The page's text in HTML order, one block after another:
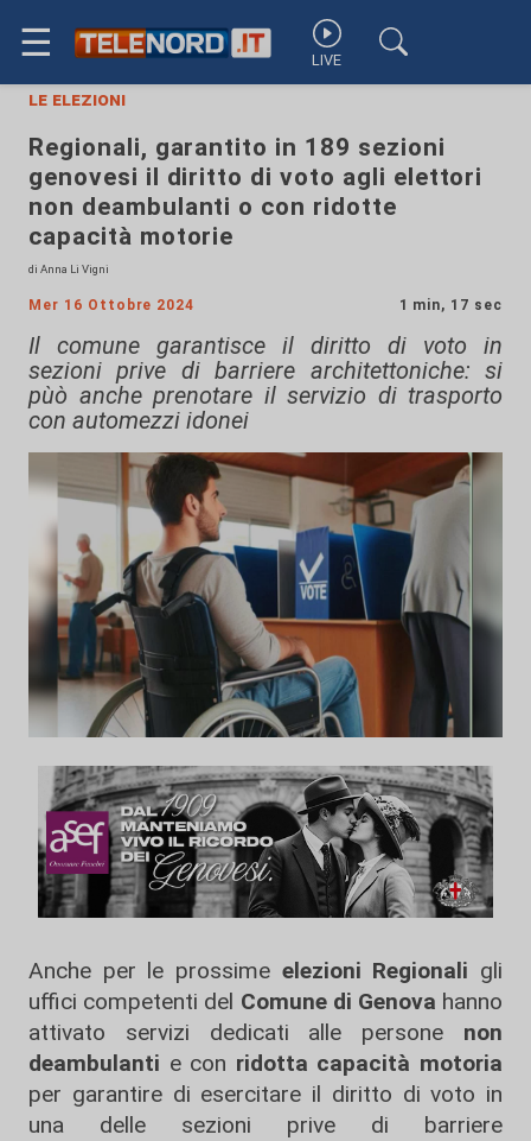
☰ LIVE
le elezioni
Regionali, garantito in 189 sezioni
genovesi il diritto di voto agli elettori
non deambulanti o con ridotte
capacità motorie
di Anna Li Vigni
Mer 16 Ottobre 2024 1 min, 17 sec
Il comune garantisce il diritto di voto in
sezioni prive di barriere architettoniche: si
pùò anche prenotare il servizio di trasporto
con automezzi idonei
Anche per le prossime elezioni Regionali gli
uffici competenti del Comune di Genova hanno
attivato servizi dedicati alle persone non
deambulanti e con ridotta capacità motoria
per garantire di esercitare il diritto di voto in
una delle sezioni prive di barriere